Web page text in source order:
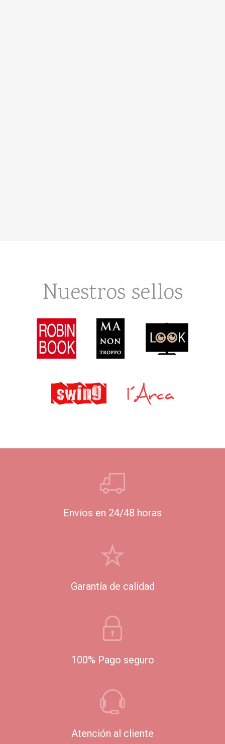
Nuestros sellos
Envíos en 24/48 horas
Garantía de calidad
100% Pago seguro
Atención al cliente